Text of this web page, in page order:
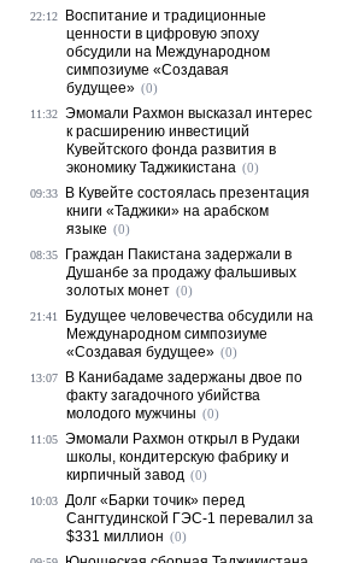
22:12
Воспитание и традиционные
ценности в цифровую эпоху
обсудили на Международном
симпозиуме «Создавая
будущее» (0)
11:32 Эмомали Рахмон высказал интерес
к расширению инвестиций
Кувейтского фонда развития в
экономику Таджикистана (0)
09:33
В Кувейте состоялась презентация
книги «Таджики» на арабском
языке (0)
08:35
Граждан Пакистана задержали в
Душанбе за продажу фальшивых
золотых монет (0)
21:41
Будущее человечества обсудили на
Международном симпозиуме
«Создавая будущее» (0)
13:07
В Канибадаме задержаны двое по
факту загадочного убийства
молодого мужчины (0)
11:05 Эмомали Рахмон открыл в Рудаки
школы, кондитерскую фабрику и
кирпичный завод (0)
10:03 Долг «Барки точик» перед
Сангтудинской ГЭС-1 перевалил за
$331 миллион (0)